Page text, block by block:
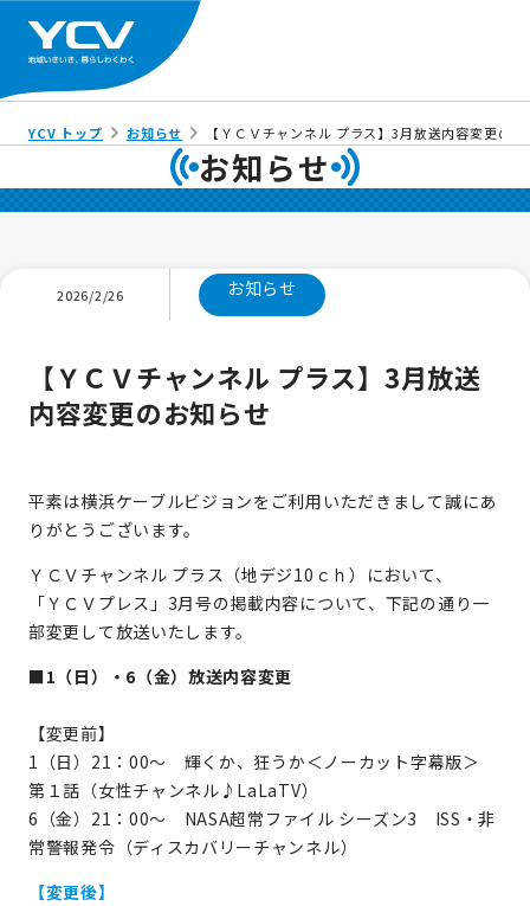
YCV トップ お知らせ 【ＹＣＶチャンネル プラス】3月放送内容変更の
お知らせ
2026/2/26 お知らせ
【ＹＣＶチャンネル プラス】3月放送
内容変更のお知らせ
平素は横浜ケーブルビジョンをご利用いただきまして誠にあ
りがとうございます。
ＹＣＶチャンネル プラス（地デジ10ｃｈ）において、
「ＹＣＶプレス」3月号の掲載内容について、下記の通り一
部変更して放送いたします。
■1（日）・6（金）放送内容変更
【変更前】
1（日）21：00～ 輝くか、狂うか＜ノーカット字幕版＞
第１話（女性チャンネル♪LaLaTV）
6（金）21：00～ NASA超常ファイル シーズン3 ISS・非
常警報発令（ディスカバリーチャンネル）
【変更後】